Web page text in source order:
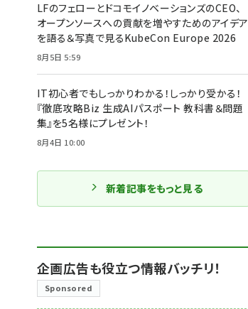
LFのフェローとドコモイノベーションズのCEO、
オープンソースへの貢献を増やすためのアイデア
を語る＆写真で見るKubeCon Europe 2026
8月5日 5:59
IT初心者でもしっかりわかる！しっかり受かる！
『徹底攻略Biz 生成AIパスポート 教科書＆問題
集』を5名様にプレゼント！
8月4日 10:00
新着記事をもっと見る
企画広告も役立つ情報バッチリ！
Sponsored